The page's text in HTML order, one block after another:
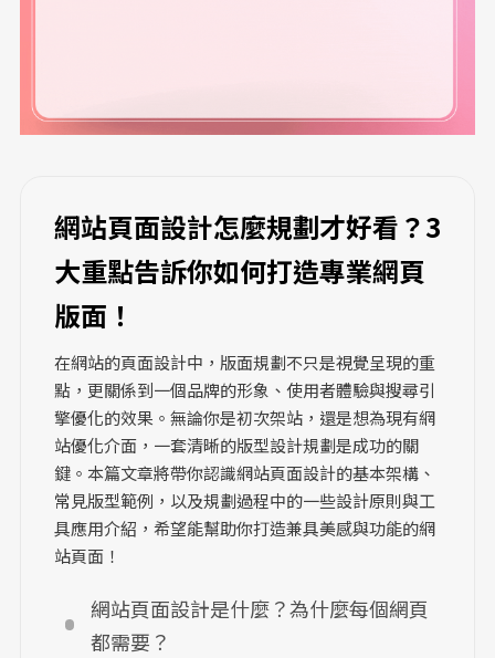
網站頁面設計怎麼規劃才好看？3
大重點告訴你如何打造專業網頁
版面！
在網站的頁面設計中，版面規劃不只是視覺呈現的重
點，更關係到一個品牌的形象、使用者體驗與搜尋引
擎優化的效果。無論你是初次架站，還是想為現有網
站優化介面，一套清晰的版型設計規劃是成功的關
鍵。本篇文章將帶你認識網站頁面設計的基本架構、
常見版型範例，以及規劃過程中的一些設計原則與工
具應用介紹，希望能幫助你打造兼具美感與功能的網
站頁面！
網站頁面設計是什麼？為什麼每個網頁
都需要？